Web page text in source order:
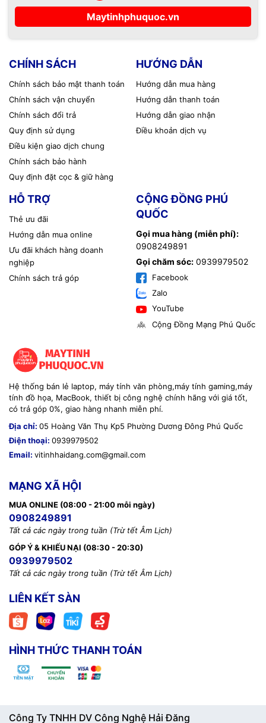
Maytinhphuquoc.vn
CHÍNH SÁCH
Chính sách bảo mật thanh toán
Chính sách vận chuyển
Chính sách đổi trả
Quy định sử dụng
Điều kiện giao dịch chung
Chính sách bảo hành
Quy định đặt cọc & giữ hàng
HƯỚNG DẪN
Hướng dẫn mua hàng
Hướng dẫn thanh toán
Hướng dẫn giao nhận
Điều khoản dịch vụ
HỖ TRỢ
Thẻ ưu đãi
Hướng dẫn mua online
Ưu đãi khách hàng doanh
nghiệp
Chính sách trả góp
CỘNG ĐỒNG PHÚ
QUỐC
Gọi mua hàng (miễn phí):
0908249891
Gọi chăm sóc: 0939979502
Facebook
Zalo
YouTube
Cộng Đồng Mạng Phú Quốc
Hệ thống bán lẻ laptop, máy tính văn phòng,máy tính gaming,máy
tính đồ họa, MacBook, thiết bị công nghệ chính hãng với giá tốt,
có trả góp 0%, giao hàng nhanh miễn phí.
Địa chỉ: 05 Hoàng Văn Thụ Kp5 Phường Dương Đông Phú Quốc
Điện thoại: 0939979502
Email: vitinhhaidang.com@gmail.com
MẠNG XÃ HỘI
MUA ONLINE (08:00 - 21:00 mỗi ngày)
0908249891
Tất cả các ngày trong tuần (Trừ tết Âm Lịch)
GÓP Ý & KHIẾU NẠI (08:30 - 20:30)
0939979502
Tất cả các ngày trong tuần (Trừ tết Âm Lịch)
LIÊN KẾT SÀN
HÌNH THỨC THANH TOÁN
Công Ty TNHH DV Công Nghệ Hải Đăng